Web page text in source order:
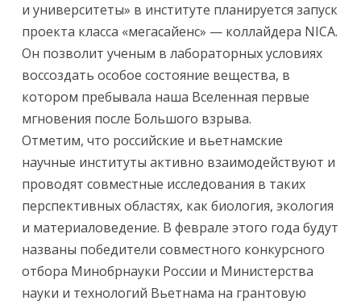
и университеты» в институте планируется запуск
проекта класса «мегасайенс» — коллайдера NICA.
Он позволит ученым в лабораторных условиях
воссоздать особое состояние вещества, в
котором пребывала наша Вселенная первые
мгновения после Большого взрыва.
Отметим, что российские и вьетнамские
научные институты активно взаимодействуют и
проводят совместные исследования в таких
перспективных областях, как биология, экология
и материаловедение. В феврале этого года будут
названы победители совместного конкурсного
отбора Минобрнауки России и Министерства
науки и технологий Вьетнама на грантовую